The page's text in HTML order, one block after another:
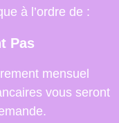
à l’ordre de :
Pas
mensuel
vous seront